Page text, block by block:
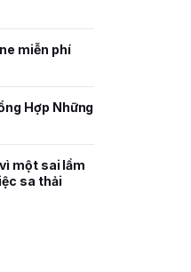
miễn phí
Hợp Những
một sai lầm
sa thải